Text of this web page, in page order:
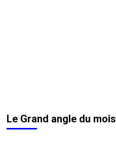
Le Grand angle du mois